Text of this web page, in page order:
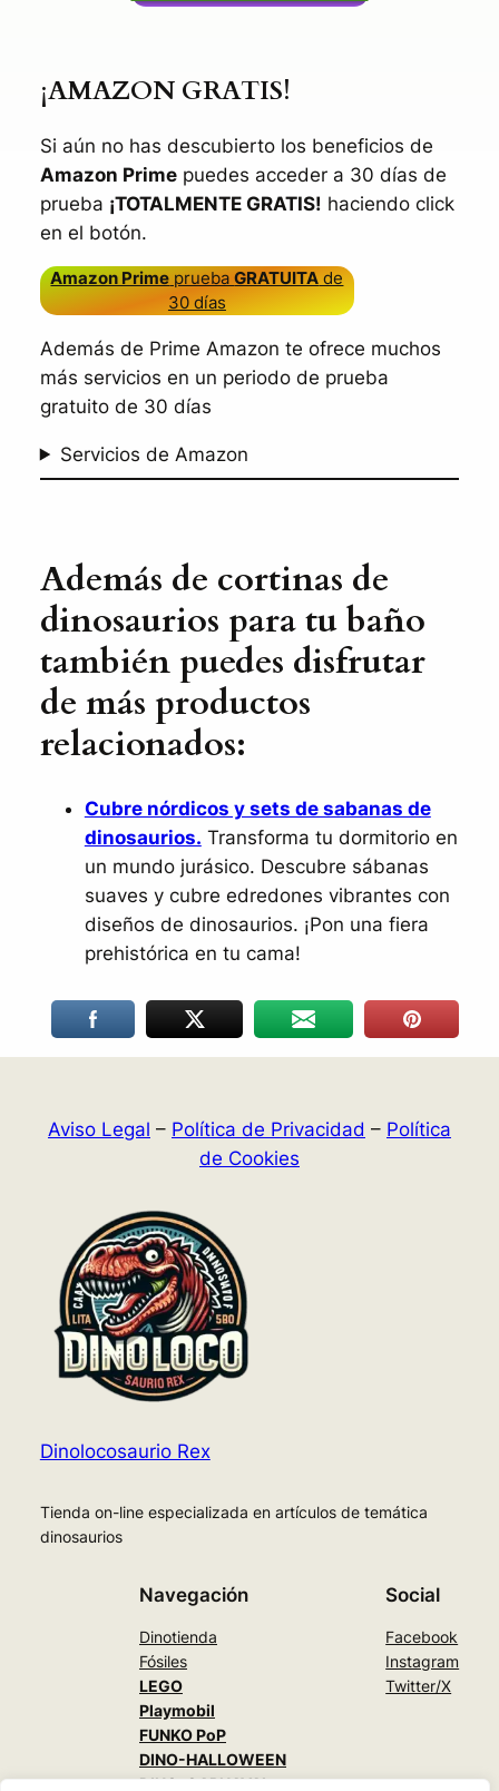
¡AMAZON GRATIS!
Si aún no has descubierto los beneficios de
Amazon Primepuedes acceder a 30 días de
prueba ¡TOTALMENTE GRATIS! haciendo click
en el botón.
Amazon Prime pruebaGRATUITA de
30 días
Además de Prime Amazon te ofrece muchos
más servicios en un periodo de prueba
gratuito de 30 días
Servicios de Amazon
Además de cortinas de
dinosaurios para tu baño
también puedes disfrutar
de más productos
relacionados:
Cubre nórdicos y sets de sabanas de
dinosaurios. Transforma tu dormitorio en
un mundo jurásico. Descubre sábanas
suaves y cubre edredones vibrantes con
diseños de dinosaurios. ¡Pon una fiera
prehistórica en tu cama!
Aviso Legal – Política de Privacidad – Política
de Cookies
Dinolocosaurio Rex
Tienda on-line especializada en artículos de temática
dinosaurios
Navegación
Dinotienda
Fósiles
LEGO
Playmobil
FUNKO PoP
DINO-HALLOWEEN
DINO-CARNAVAL
Social
Facebook
Instagram
Twitter/X